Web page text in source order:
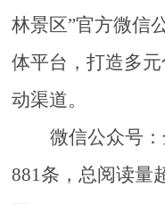
林景区”官方微信
体平台，打造多
动渠道。
微信公众号
881条，总阅读量